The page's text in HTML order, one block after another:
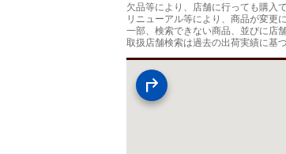
欠品等により、店舗に行っても購入
リニューアル等により、商品が変更
一部、検索できない商品、並びに店
取扱店舗検索は過去の出荷実績に基